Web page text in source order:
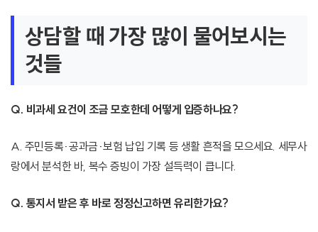
상담할 때 가장 많이 물어보시는
것들
Q. 비과세 요건이 조금 모호한데 어떻게 입증하나요?
A. 주민등록·공과금·보험 납입 기록 등 생활 흔적을 모으세요. 세무사
랑에서 분석한 바, 복수 증빙이 가장 설득력이 큽니다.
Q. 통지서 받은 후 바로 정정신고하면 유리한가요?